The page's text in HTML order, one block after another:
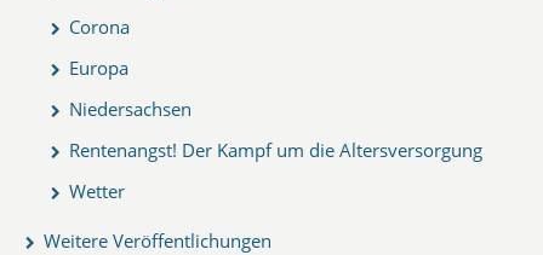
Corona
Europa
Niedersachsen
Rentenangst! Der Kampf um die Altersversorgung
Wetter
Weitere Veröffentlichungen